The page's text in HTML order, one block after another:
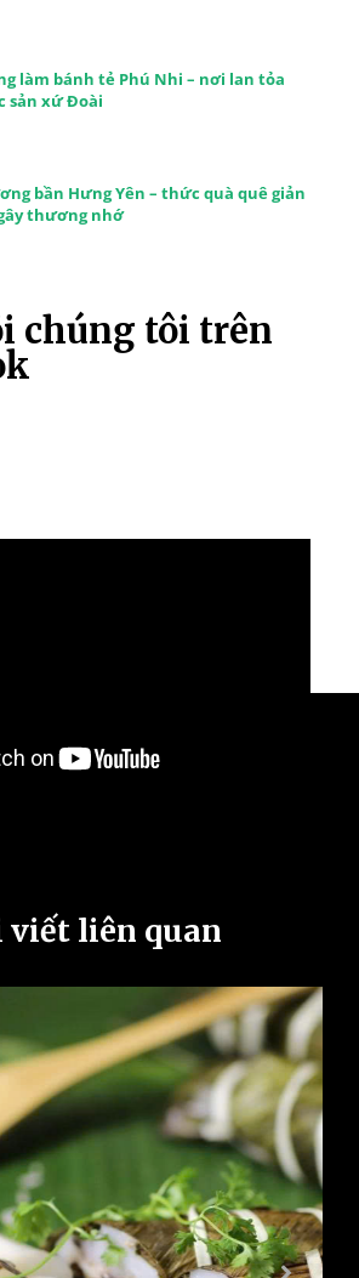
làm bánh tẻ Phú Nhi – nơi lan tỏa
sản xứ Đoài
bần Hưng Yên – thức quà quê giản
thương nhớ
chúng tôi trên
viết liên quan